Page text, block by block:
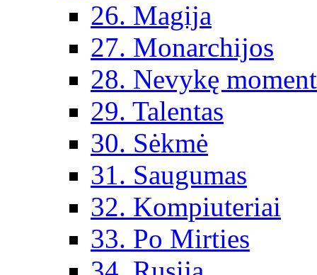
26. Magija
27. Monarchijos
28. Nevykę
29. Talentas
30. Sėkmė
31. Saugumas
32. Kompiuteriai
33. Po Mirties